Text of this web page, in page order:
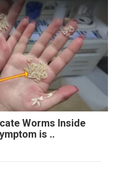
Worms Inside
is ..